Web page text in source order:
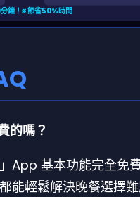
鐘！≈ 節省50%時間
的嗎？
App 基本功能完全免
能輕鬆解決晚餐選擇